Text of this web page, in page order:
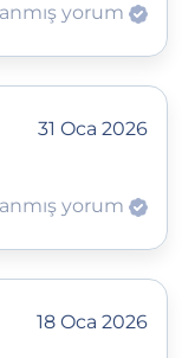
yorum
31 Oca 2026
yorum
18 Oca 2026